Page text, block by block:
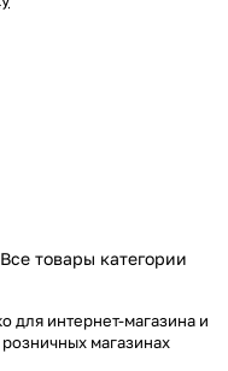
Все товары категории
для интернет-магазина и
магазинах